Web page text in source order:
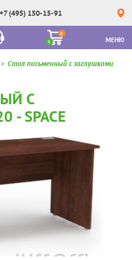
+7 (495) 150-15-91
0
0
МЕНЮ
> Стол письменный с заглушками
С
- SPACE